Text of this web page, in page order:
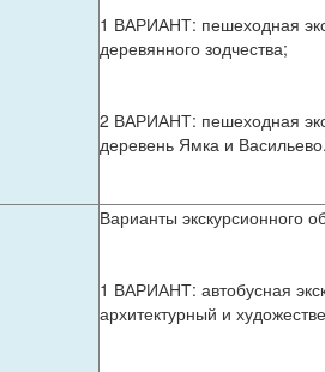
1 ВАРИАНТ: пешеходная
деревянного зодчества;
2 ВАРИАНТ: пешеходная
деревень Ямка и
Варианты экскурсионного
1 ВАРИАНТ: автобусная
архитектурный и